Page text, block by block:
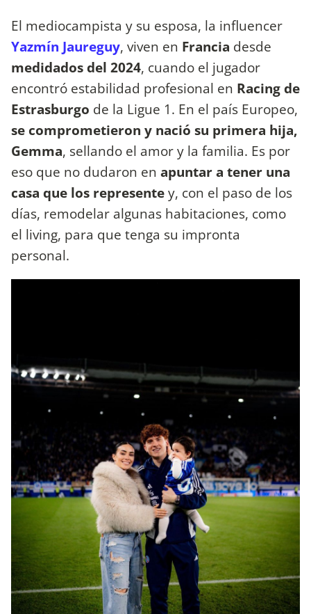
El mediocampista y su esposa, la influencer
Yazmín Jaureguy, viven en Francia desde
medidados del 2024, cuando el jugador
encontró estabilidad profesional en Racing de
Estrasburgo de la Ligue 1. En el país Europeo,
se comprometieron y nació su primera hija,
Gemma, sellando el amor y la familia. Es por
eso que no dudaron en apuntar a tener una
casa que los representey, con el paso de los
días, remodelar algunas habitaciones, como
el living, para que tenga su impronta
personal.